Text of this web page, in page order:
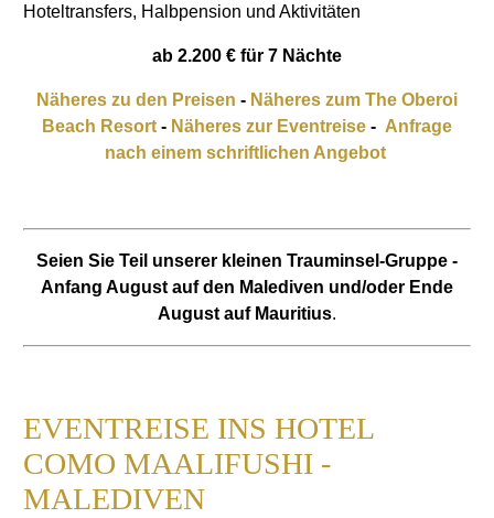
Hoteltransfers, Halbpension und Aktivitäten
ab 2.200 € für 7 Nächte
Näheres zu den Preisen - Näheres zum The Oberoi
Beach Resort - Näheres zur Eventreise - Anfrage
nach einem schriftlichen Angebot
Seien Sie Teil unserer kleinen Trauminsel-Gruppe -
Anfang August auf den Malediven und/oder Ende
August auf Mauritius.
EVENTREISE INS HOTEL
COMO MAALIFUSHI -
MALEDIVEN